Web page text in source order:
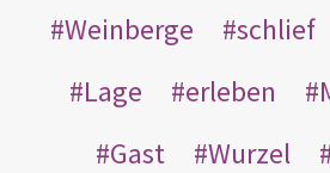
Weinberge
schlief
Lage
erleben
Gast
Wurzel